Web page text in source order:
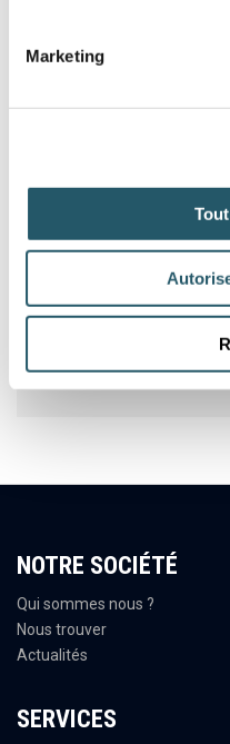
Marketing
Voir
NOTRE SOCIÉTÉ
Qui sommes nous ?
Nous trouver
Actualités
SERVICES